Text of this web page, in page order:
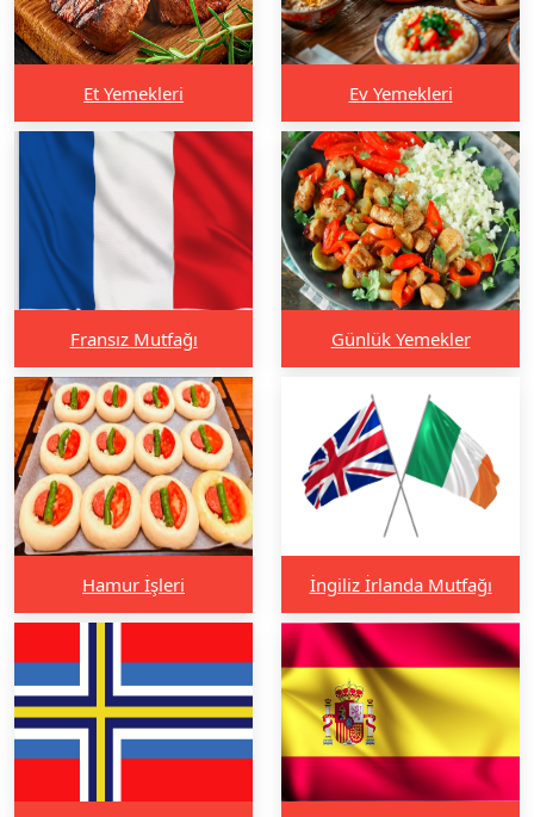
Et Yemekleri Ev Yemekleri
Fransız Mutfağı Günlük Yemekler
Hamur İşleri İngiliz İrlanda Mutfağı